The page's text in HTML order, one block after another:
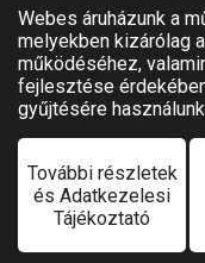
Felhasználási feltételek